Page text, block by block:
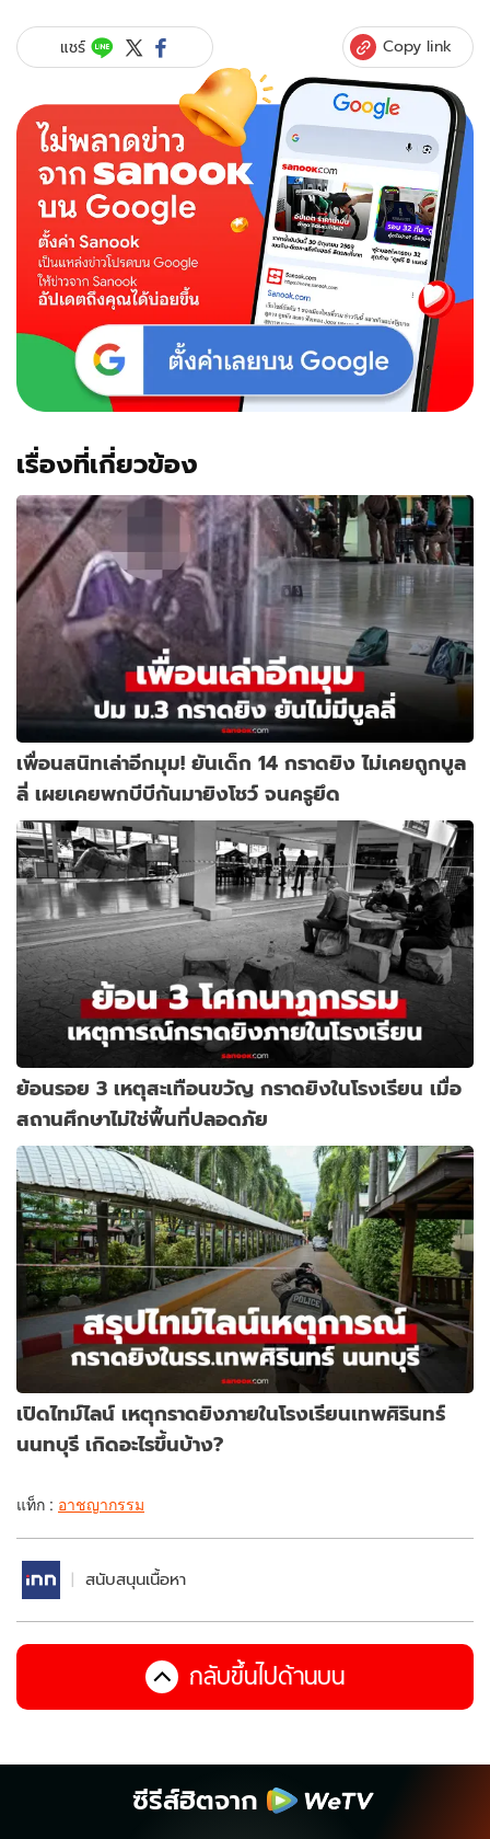
แชร์ Copy link
เรื่องที่เกี่ยวข้อง
เพื่อนสนิทเล่าอีกมุม! ยันเด็ก 14 กราดยิง ไม่เคยถูกบูล
ลี่ เผยเคยพกบีบีกันมายิงโชว์ จนครูยึด
ย้อนรอย 3 เหตุสะเทือนขวัญ กราดยิงในโรงเรียน เมื่อ
สถานศึกษาไม่ใช่พื้นที่ปลอดภัย
เปิดไทม์ไลน์ เหตุกราดยิงภายในโรงเรียนเทพศิรินทร์
นนทบุรี เกิดอะไรขึ้นบ้าง?
แท็ก : อาชญากรรม
สนับสนุนเนื้อหา
กลับขึ้นไปด้านบน
ซีรีส์ฮิตจาก